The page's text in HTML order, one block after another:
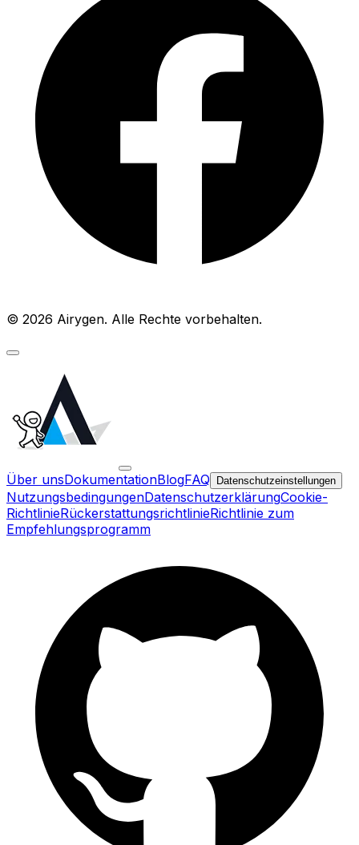
© 2026 Airygen. Alle Rechte vorbehalten.
Über unsDokumentationBlogFAQ Datenschutzeinstellungen
NutzungsbedingungenDatenschutzerklärungCookie-
RichtlinieRückerstattungsrichtlinieRichtlinie zum
Empfehlungsprogramm